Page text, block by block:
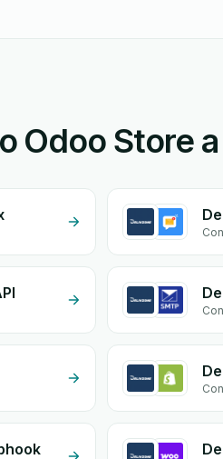
Odoo Store